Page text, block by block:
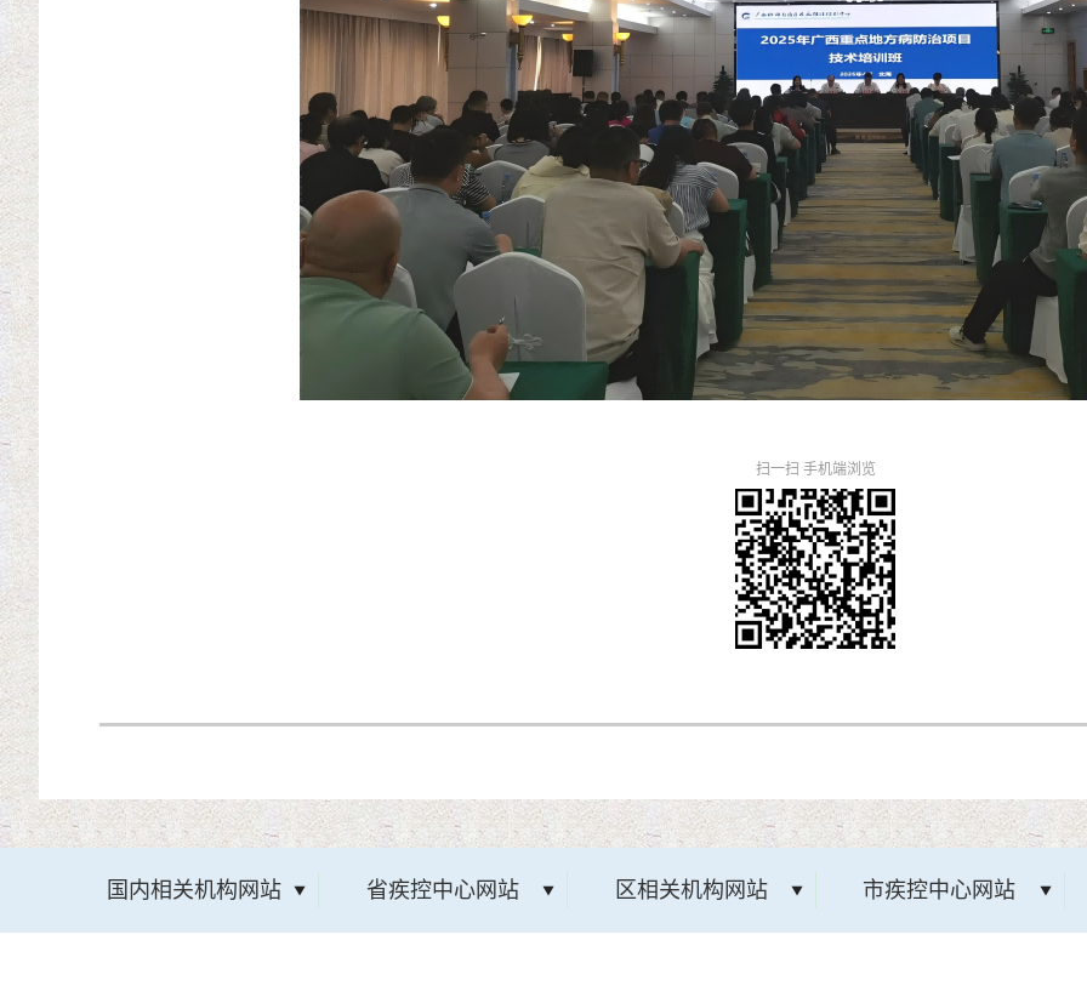
扫一扫 手机端浏览
国内相关机构网站 省疾控中心网站 区相关机构网站 市疾控中心网站